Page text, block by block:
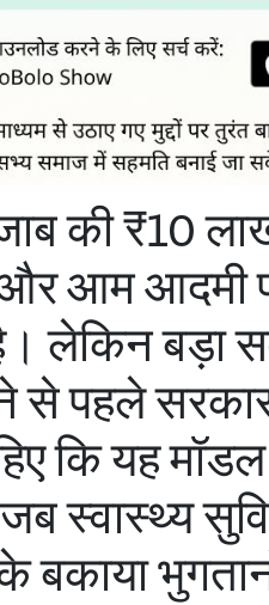
की ₹10
आम आदमी
लेकिन बड़ा
से पहले
कि यह
स्वास्थ्य
बकाया